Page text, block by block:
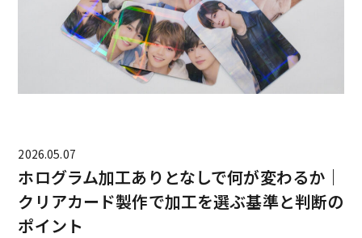
2026.05.07
ホログラム加工ありとなしで何が変わるか｜
クリアカード製作で加工を選ぶ基準と判断の
ポイント